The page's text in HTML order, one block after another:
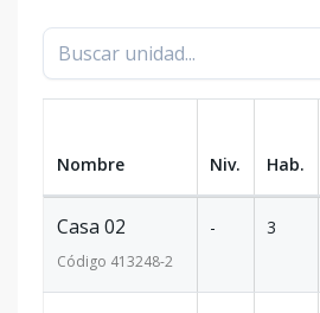
Nombre Niv. Hab.
Casa 02
Código 413248-2
- 3